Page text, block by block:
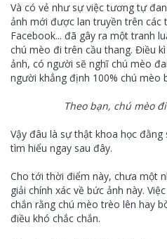
Và có vẻ như sự việc tương tự
ảnh mới được lan truyền trên các
Facebook... đã gây ra một tranh
chú mèo đi trên cầu thang. Điều
ảnh, có người sẽ nghĩ chú mèo
người khẳng định 100% chú mèo
Theo bạn, chú mèo
Vậy đâu là sự thật khoa học đằng
tìm hiểu ngay sau đây.
Cho tới thời điểm này, chưa một
giải chính xác về bức ảnh này.
chắn rằng chú mèo trèo lên hay
điều khó chắc chắn.